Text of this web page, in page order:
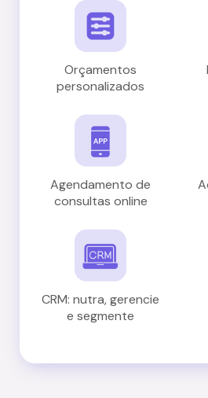
Orçamentos
personalizados
Agendamento de
consultas online
CRM: nutra, gerencie
e segmente